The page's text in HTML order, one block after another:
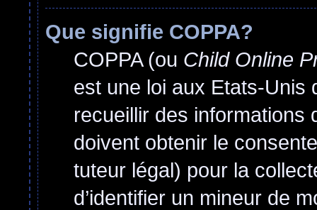
Que signifie COPPA?
COPPA (ou Child Online
est une loi aux Etats-Unis
recueillir des informations
doivent obtenir le
tuteur légal) pour la
d’identifier un mineur de